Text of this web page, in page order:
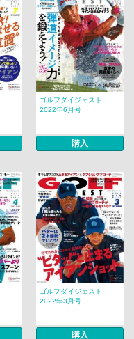
ゴルフダイジェスト
2022年6月号
購入
ゴルフダイジェスト
2022年3月号
購入